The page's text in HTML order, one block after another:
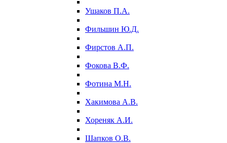
Ушаков П.А.
Фильшин Ю.Д.
Фирстов А.П.
Фокова В.Ф.
Фотина М.Н.
Хакимова А.В.
Хореняк А.И.
Шапков О.В.